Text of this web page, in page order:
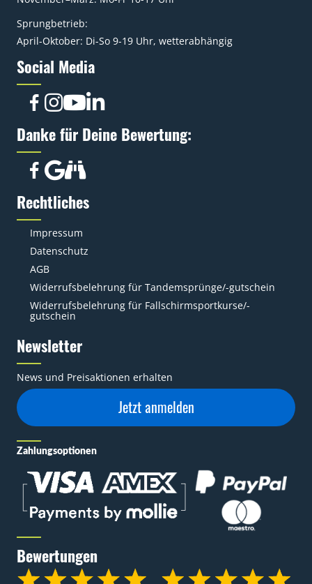
Sprungbetrieb:
April-Oktober: Di-So 9-19 Uhr, wetterabhängig
Social Media
Danke für Deine Bewertung:
Rechtliches
Impressum
Datenschutz
AGB
Widerrufsbelehrung für Tandemsprünge/-gutschein
Widerrufsbelehrung für Fallschirmsportkurse/-
gutschein
Newsletter
News und Preisaktionen erhalten
Jetzt anmelden
Zahlungsoptionen
Bewertungen